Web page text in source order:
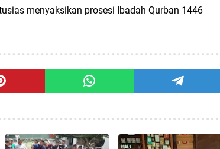
menyaksikan prosesi Ibadah Qurban 1446